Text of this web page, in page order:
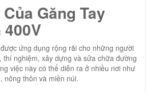
Găng Tay
ứng dụng rộng rãi cho những người
thí nghiệm, xây dựng và sửa chữa đường
việc này có thể diễn ra ở nhiều nơi như
nông thôn và miền núi.